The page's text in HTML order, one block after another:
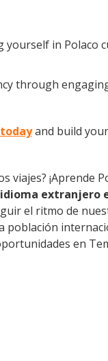
yourself in Polaco
through
and build
¡Aprende
extranjero
el ritmo de
población
en